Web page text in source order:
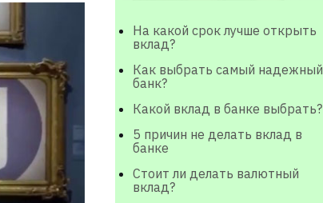
На какой срок лучше открыть
вклад?
Как выбрать самый надежный
банк?
Какой вклад в банке выбрать?
5 причин не делать вклад в
банке
Стоит ли делать валютный
вклад?